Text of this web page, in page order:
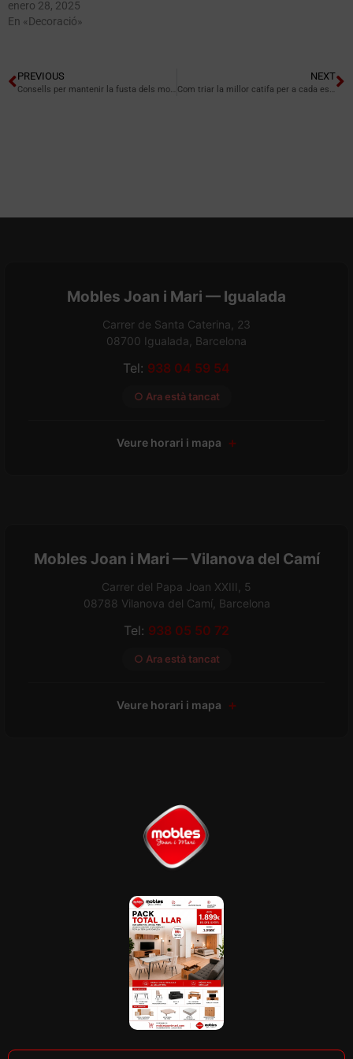
enero 28, 2025
En «Decoració»
PREVIOUS
Consells per mantenir la fusta dels mobles en perfecte estat
NEXT
Com triar la millor catifa per a cada espai
Mobles Joan i Mari — Igualada
Carrer de Santa Caterina, 23
08700 Igualada, Barcelona
Tel: 938 04 59 54
○ Ara està tancat
Veure horari i mapa
Mobles Joan i Mari — Vilanova del Camí
Carrer del Papa Joan XXIII, 5
08788 Vilanova del Camí, Barcelona
Tel: 938 05 50 72
○ Ara està tancat
Veure horari i mapa